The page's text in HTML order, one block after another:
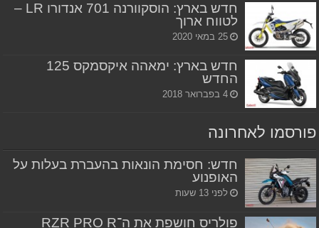
חדש בארץ: הוסקוורנה 701 אנדורו LR –
לטווח ארוך
25 במאי 2020
חדש בארץ: ימאהה איקסמקס 125
החדש
4 בפברואר 2018
פורסמו לאחרונה
חדש: חסימת הונאות בהעברת בעלות על
האופנוע
לפני 13 שעות
פולריס חושפת את ה־RZR PRO R